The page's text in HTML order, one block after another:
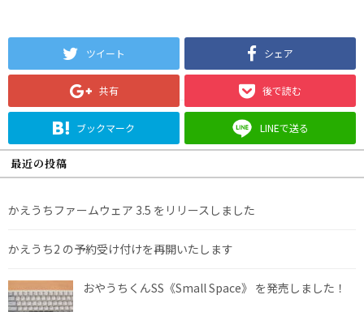
ツイート シェア
共有 後で読む
ブックマーク LINEで送る
最近の投稿
かえうちファームウェア 3.5 をリリースしました
かえうち2 の予約受け付けを再開いたします
おやうちくんSS《Small Space》 を発売しました！